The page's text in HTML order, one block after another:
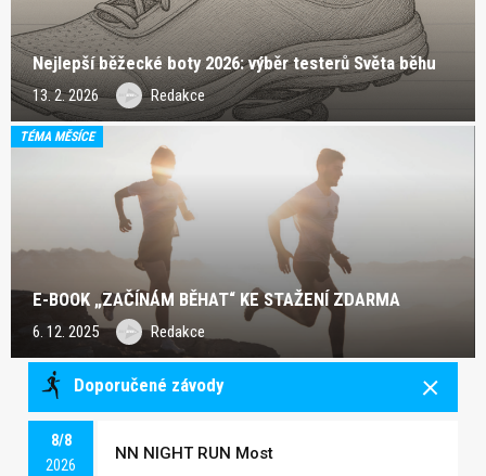
Nejlepší běžecké boty 2026: výběr testerů Světa běhu
13. 2. 2026 Redakce
TÉMA MĚSÍCE
E-BOOK „ZAČÍNÁM BĚHAT“ KE STAŽENÍ ZDARMA
6. 12. 2025 Redakce
Doporučené závody
8/8
2026
NN NIGHT RUN Most